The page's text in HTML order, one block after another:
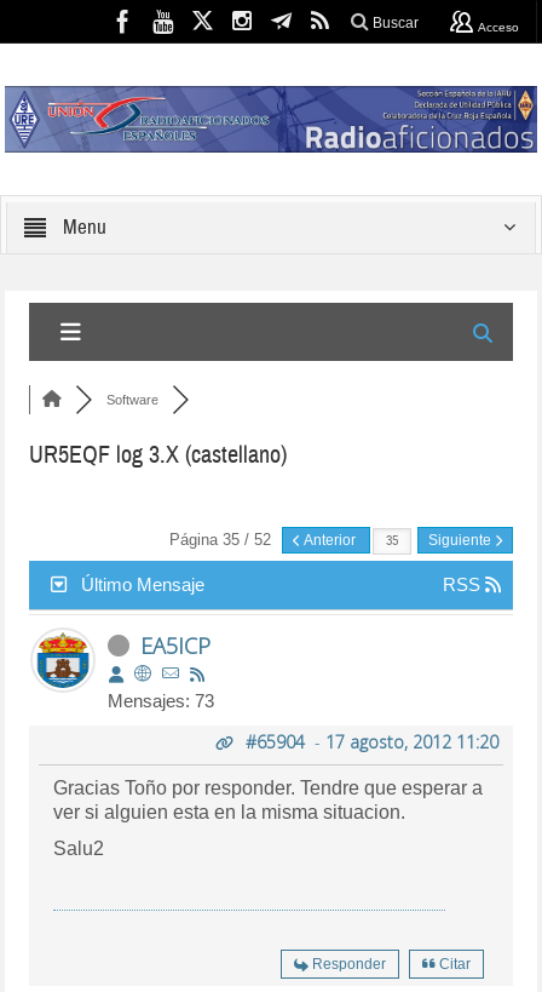
Buscar Acceso
Menu
Software
UR5EQF log 3.X (castellano)
Página 35 / 52 Anterior Siguiente
Último Mensaje RSS
EA5ICP
Mensajes: 73
#65904- 17 agosto, 2012 11:20
Gracias Toño por responder. Tendre que esperar a
ver si alguien esta en la misma situacion.
Salu2
Responder Citar